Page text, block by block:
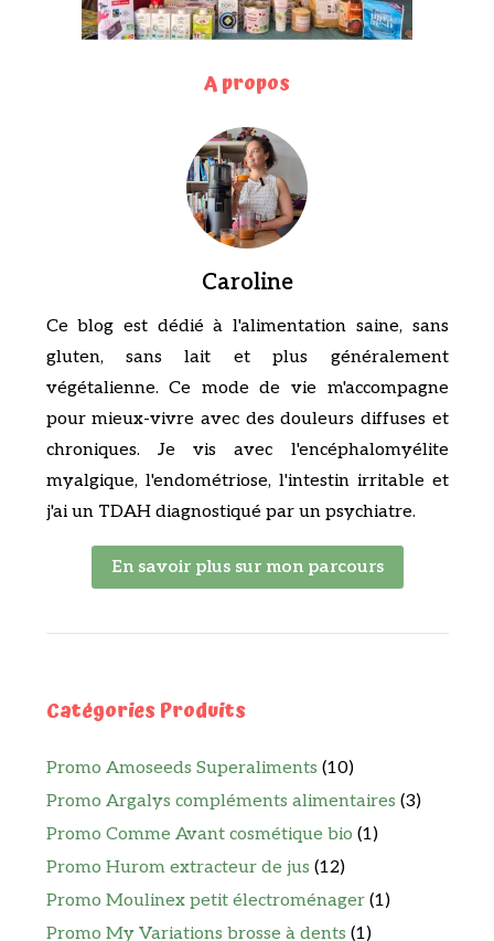
A propos
Caroline
Ce blog est dédié à l'alimentation saine, sans
gluten, sans lait et plus généralement
végétalienne. Ce mode de vie m'accompagne
pour mieux-vivre avec des douleurs diffuses et
chroniques. Je vis avec l'encéphalomyélite
myalgique, l'endométriose, l'intestin irritable et
j'ai un TDAH diagnostiqué par un psychiatre.
En savoir plus sur mon parcours
Catégories Produits
Promo Amoseeds Superaliments (10)
Promo Argalys compléments alimentaires (3)
Promo Comme Avant cosmétique bio (1)
Promo Hurom extracteur de jus (12)
Promo Moulinex petit électroménager (1)
Promo My Variations brosse à dents (1)